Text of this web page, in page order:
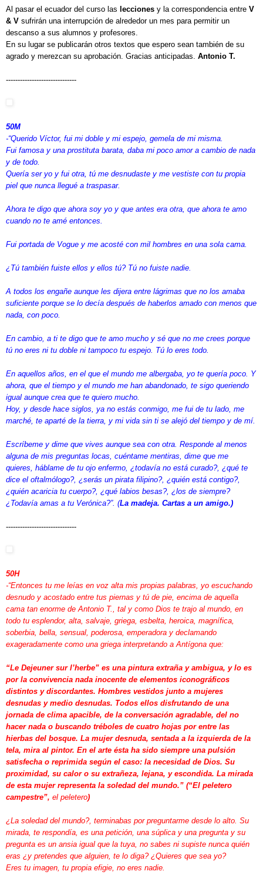
Al pasar el ecuador del curso las lecciones y la correspondencia entre V
& V sufrirán una interrupción de alrededor un mes para permitir un
descanso a sus alumnos y profesores.
En su lugar se publicarán otros textos que espero sean también de su
agrado y merezcan su aprobación. Gracias anticipadas. Antonio T.
------------------------------
50M
-“Querido Víctor, fui mi doble y mi espejo, gemela de mi misma.
Fui famosa y una prostituta barata, daba mi poco amor a cambio de nada
y de todo.
Quería ser yo y fui otra, tú me desnudaste y me vestiste con tu propia
piel que nunca llegué a traspasar.
Ahora te digo que ahora soy yo y que antes era otra, que ahora te amo
cuando no te amé entonces.
Fui portada de Vogue y me acosté con mil hombres en una sola cama.
¿Tú también fuiste ellos y ellos tú? Tú no fuiste nadie.
A todos los engañe aunque les dijera entre lágrimas que no los amaba
suficiente porque se lo decía después de haberlos amado con menos que
nada, con poco.
En cambio, a ti te digo que te amo mucho y sé que no me crees porque
tú no eres ni tu doble ni tampoco tu espejo. Tú lo eres todo.
En aquellos años, en el que el mundo me albergaba, yo te quería poco. Y
ahora, que el tiempo y el mundo me han abandonado, te sigo queriendo
igual aunque crea que te quiero mucho.
Hoy, y desde hace siglos, ya no estás conmigo, me fui de tu lado, me
marché, te aparté de la tierra, y mi vida sin ti se alejó del tiempo y de mí.
Escríbeme y dime que vives aunque sea con otra. Responde al menos
alguna de mis preguntas locas, cuéntame mentiras, dime que me
quieres, háblame de tu ojo enfermo, ¿todavía no está curado?, ¿qué te
dice el oftalmólogo?, ¿serás un pirata filipino?, ¿quién está contigo?,
¿quién acaricia tu cuerpo?, ¿qué labios besas?, ¿los de siempre?
¿Todavía amas a tu Verónica?”. (La madeja. Cartas a un amigo.)
------------------------------
50H
-“Entonces tu me leías en voz alta mis propias palabras, yo escuchando
desnudo y acostado entre tus piernas y tú de pie, encima de aquella
cama tan enorme de Antonio T., tal y como Dios te trajo al mundo, en
todo tu esplendor, alta, salvaje, griega, esbelta, heroica, magnífica,
soberbia, bella, sensual, poderosa, emperadora y declamando
exageradamente como una griega interpretando a Antígona que:
“Le Dejeuner sur l’herbe” es una pintura extraña y ambigua, y lo es
por la convivencia nada inocente de elementos iconográficos
distintos y discordantes. Hombres vestidos junto a mujeres
desnudas y medio desnudas. Todos ellos disfrutando de una
jornada de clima apacible, de la conversación agradable, del no
hacer nada o buscando tréboles de cuatro hojas por entre las
hierbas del bosque. La mujer desnuda, sentada a la izquierda de la
tela, mira al pintor. En el arte ésta ha sido siempre una pulsión
satisfecha o reprimida según el caso: la necesidad de Dios. Su
proximidad, su calor o su extrañeza, lejana, y escondida. La mirada
de esta mujer representa la soledad del mundo.” (“El peletero
campestre”, el peletero)
¿La soledad del mundo?, terminabas por preguntarme desde lo alto. Su
mirada, te respondía, es una petición, una súplica y una pregunta y su
pregunta es un ansia igual que la tuya, no sabes ni supiste nunca quién
eras ¿y pretendes que alguien, te lo diga? ¿Quieres que sea yo?
Eres tu imagen, tu propia efigie, no eres nadie.